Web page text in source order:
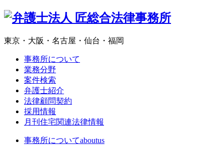
東京・大阪・名古屋・仙台・福岡
事務所について
業務分野
案件検索
弁護士紹介
法律顧問契約
採用情報
月刊住宅関連法律情報
事務所についてaboutus